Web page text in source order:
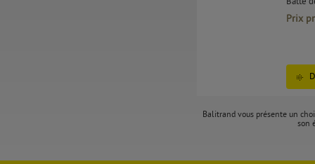
Prix
Balitrand vous présente un
son